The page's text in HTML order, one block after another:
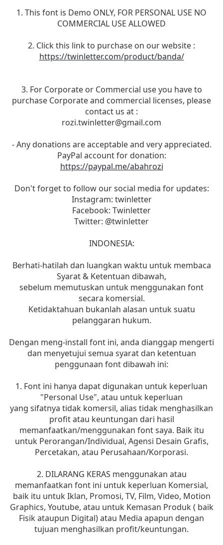
1. This font is Demo ONLY, FOR PERSONAL USE NO
COMMERCIAL USE ALLOWED
2. Click this link to purchase on our website :
https://twinletter.com/product/banda/
3. For Corporate or Commercial use you have to
purchase Corporate and commercial licenses, please
contact us at :
rozi.twinletter@gmail.com
- Any donations are acceptable and very appreciated.
PayPal account for donation:
https://paypal.me/abahrozi
Don't forget to follow our social media for updates:
Instagram: twinletter
Facebook: Twinletter
Twitter: @twinletter
INDONESIA:
Berhati-hatilah dan luangkan waktu untuk membaca
Syarat & Ketentuan dibawah,
sebelum memutuskan untuk menggunakan font
secara komersial.
Ketidaktahuan bukanlah alasan untuk suatu
pelanggaran hukum.
Dengan meng-install font ini, anda dianggap mengerti
dan menyetujui semua syarat dan ketentuan
penggunaan font dibawah ini:
1. Font ini hanya dapat digunakan untuk keperluan
"Personal Use", atau untuk keperluan
yang sifatnya tidak komersil, alias tidak menghasilkan
profit atau keuntungan dari hasil
memanfaatkan/menggunakan font saya. Baik itu
untuk Perorangan/Individual, Agensi Desain Grafis,
Percetakan, atau Perusahaan/Korporasi.
2. DILARANG KERAS menggunakan atau
memanfaatkan font ini untuk keperluan Komersial,
baik itu untuk Iklan, Promosi, TV, Film, Video, Motion
Graphics, Youtube, atau untuk Kemasan Produk ( baik
Fisik ataupun Digital) atau Media apapun dengan
tujuan menghasilkan profit/keuntungan.